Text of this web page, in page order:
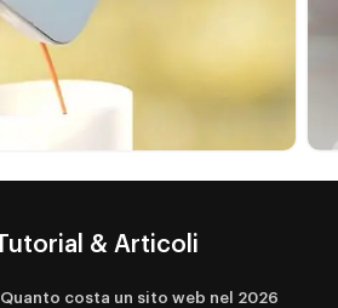
Tutorial & Articoli
Quanto costa un sito web nel 2026